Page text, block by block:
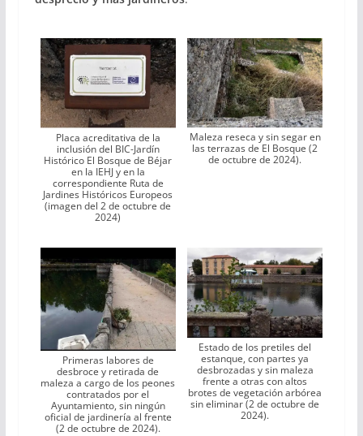
Placa acreditativa de la
inclusión del BIC-Jardín
Histórico El Bosque de Béjar
en la IEHJ y en la
correspondiente Ruta de
Jardines Históricos Europeos
(imagen del 2 de octubre de
2024)
Maleza reseca y sin segar en
las terrazas de El Bosque (2
de octubre de 2024).
Primeras labores de
desbroce y retirada de
maleza a cargo de los peones
contratados por el
Ayuntamiento, sin ningún
oficial de jardinería al frente
(2 de octubre de 2024).
Estado de los pretiles del
estanque, con partes ya
desbrozadas y sin maleza
frente a otras con altos
brotes de vegetación arbórea
sin eliminar (2 de octubre de
2024).